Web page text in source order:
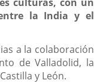
la India y el
a la colaboración
de Valladolid, la
y León.